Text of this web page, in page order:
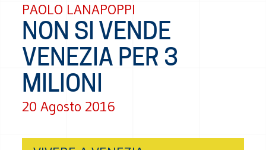
PAOLO LANAPOPPI
NON SI VENDE
VENEZIA PER 3
MILIONI
20 Agosto 2016